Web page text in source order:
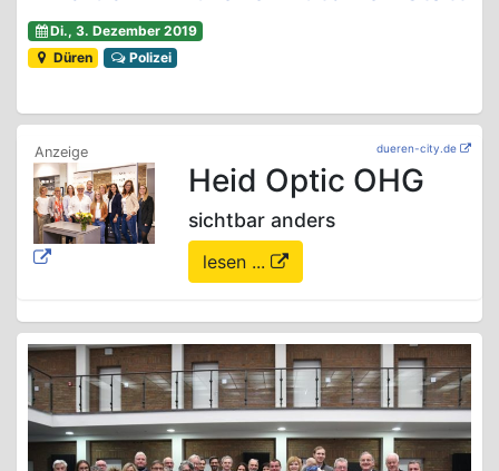
Di., 3. Dezember 2019
Düren
Polizei
dueren-city.de
Heid Optic OHG
sichtbar anders
lesen ...